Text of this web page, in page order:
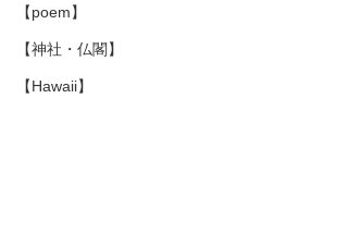
【poem】
【神社・仏閣】
【Hawaii】